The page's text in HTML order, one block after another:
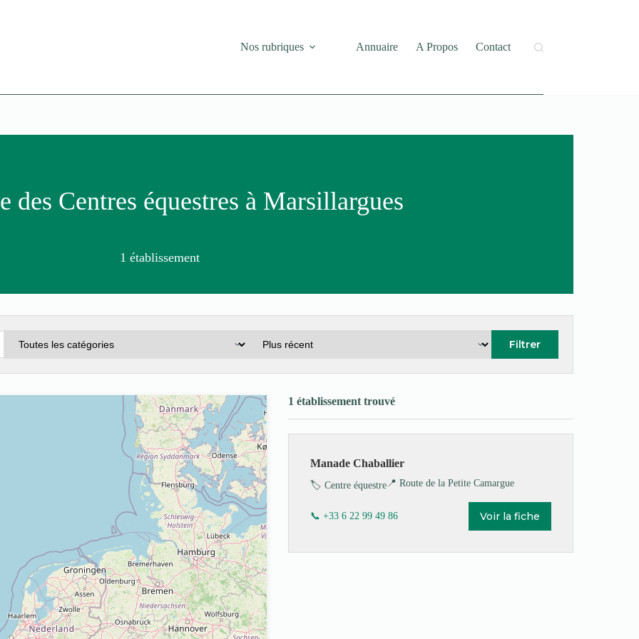
Nos rubriques Annuaire A Propos Contact
des Centres équestres à Marsillargues
1 établissement
Filtrer
1 établissement trouvé
Manade Chaballier
🏷️ Centre équestre📍 Route de la Petite Camargue
📞 +33 6 22 99 49 86 Voir la fiche